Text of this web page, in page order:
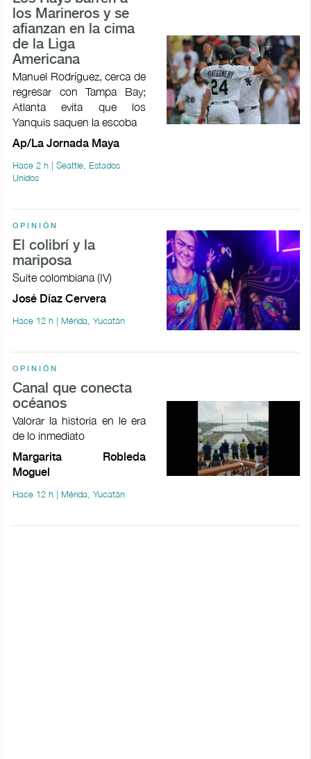
los Marineros y se
afianzan en la cima
de la Liga
Americana
Manuel Rodríguez, cerca de
regresar con Tampa Bay;
Atlanta evita que los
Yanquis saquen la escoba
Ap/La Jornada Maya
Hace 2 h | Seattle, Estados
Unidos
OPINIÓN
El colibrí y la
mariposa
Suite colombiana (IV)
José Díaz Cervera
Hace 12 h | Mérida, Yucatán
OPINIÓN
Canal que conecta
océanos
Valorar la historia en le era
de lo inmediato
Margarita Robleda
Moguel
Hace 12 h | Mérida, Yucatán